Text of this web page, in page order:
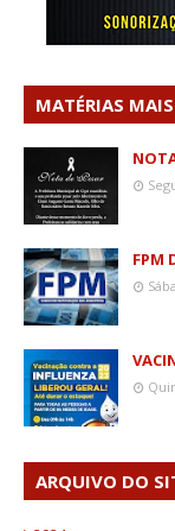
MATÉRIAS
FPM
ARQUIVO DO